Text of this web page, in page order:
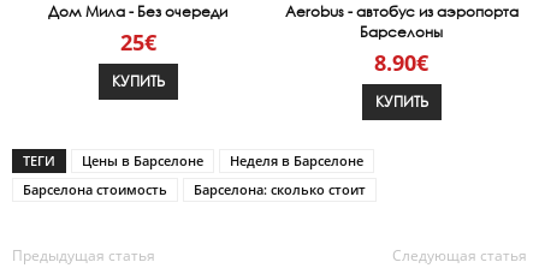
Дом Мила - Без очереди
25€
КУПИТЬ
Aerobus - автобус из аэропорта
Барселоны
8.90€
КУПИТЬ
ТЕГИ Цены в Барселоне
Неделя в Барселоне
Барселона стоимость
Барселона: сколько стоит
Предыдущая статья Следующая статья